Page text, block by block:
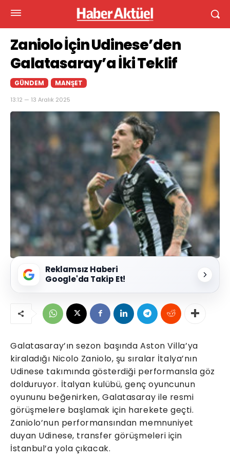
Zaniolo İçin Udinese’den
Galatasaray’a İki Teklif
GÜNDEM MANŞET
13:12 — 13 Aralık 2025
Reklamsız Haberi
Google'da Takip Et!
Galatasaray’ın sezon başında Aston Villa’ya
kiraladığı Nicolo Zaniolo, şu sıralar İtalya’nın
Udinese takımında gösterdiği performansla göz
dolduruyor. İtalyan kulübü, genç oyuncunun
oyununu beğenirken, Galatasaray ile resmi
görüşmelere başlamak için harekete geçti.
Zaniolo’nun performansından memnuniyet
duyan Udinese, transfer görüşmeleri için
İstanbul’a yola çıkacak.